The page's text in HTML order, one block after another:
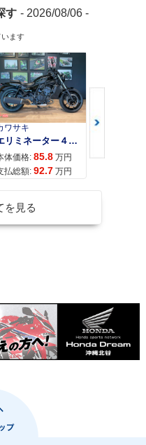
す - 2026/08/06 -
ます
ワサキ
エリミネーター４００
体価格: 85.8 万円
払総額: 92.7 万円
カワサキ
本体価格:
を見る